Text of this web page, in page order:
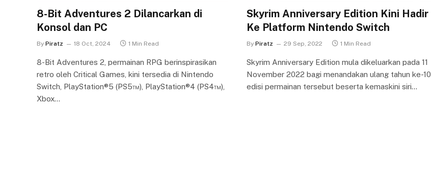
8-Bit Adventures 2 Dilancarkan di
Konsol dan PC
By Piratz 18 Oct, 2024 1 Min Read
8-Bit Adventures 2, permainan RPG berinspirasikan
retro oleh Critical Games, kini tersedia di Nintendo
Switch, PlayStation®5 (PS5™), PlayStation®4 (PS4™),
Xbox…
Skyrim Anniversary Edition Kini Hadir
Ke Platform Nintendo Switch
By Piratz 29 Sep, 2022 1 Min Read
Skyrim Anniversary Edition mula dikeluarkan pada 11
November 2022 bagi menandakan ulang tahun ke-10
edisi permainan tersebut beserta kemaskini siri…